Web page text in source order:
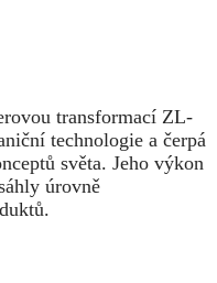
transformací ZL-
technologie a čerpá
světa. Jeho výkon
úrovně